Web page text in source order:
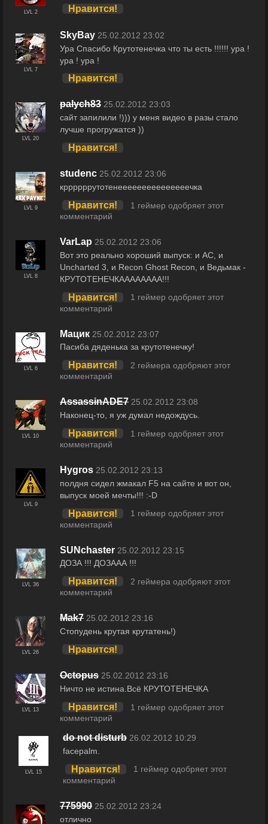
LVL 2 Нравится!
LVL 7
SkyBay 25.02.2012 23:02
Ура Спасибо Крутотенечка что ты есть !!!!!! ура !
ура ! ура !
Нравится!
LVL 20
palych83 25.02.2012 23:03
сайт запилили !))) у меня видео в разы стало
лучше прогружатся ))
Нравится!
LVL 9
studenc 25.02.2012 23:06
кррррррутотенееееееееееееееечка
Нравится!
1 геймер одобряет этот
комментарий
LVL 8
VarLap 25.02.2012 23:06
Вот это реально хороший выпуск: и АC, и
Uncharted 3, и Recon Ghost Recon, и Ведьмак -
КРУТОТЕНЕЧКАААААААА!!!
Нравится!
1 геймер одобряет этот
комментарий
LVL 6
Мацик 25.02.2012 23:07
Пасиба дяденька за крутотенечку!
Нравится!
2 геймера одобряют этот
комментарий
LVL 10
AssassinADE7 25.02.2012 23:08
Наконец-то, я уж думал недождусь.
Нравится!
1 геймер одобряет этот
комментарий
LVL 9
Hygros 25.02.2012 23:13
полдня сидел жмакал F5 на сайте и вот он,
выпуск моей мечты!!! :-D
Нравится!
1 геймер одобряет этот
комментарий
LVL 36
SUNchaster 25.02.2012 23:15
ДОЗА !!! ДОЗААА !!!
Нравится!
2 геймера одобряют этот
комментарий
LVL 26
Mak7 25.02.2012 23:16
Стопудень крутая крутатень!)
Нравится!
LVL 13
Octopus 25.02.2012 23:16
Ничто не истина.Всё КРУТОТЕНЕЧКА
Нравится!
1 геймер одобряет этот
комментарий
LVL 15
do not disturb 26.02.2012 10:29
facepalm.
Нравится!
1 геймер одобряет этот
комментарий
775990 25.02.2012 23:24
отлично